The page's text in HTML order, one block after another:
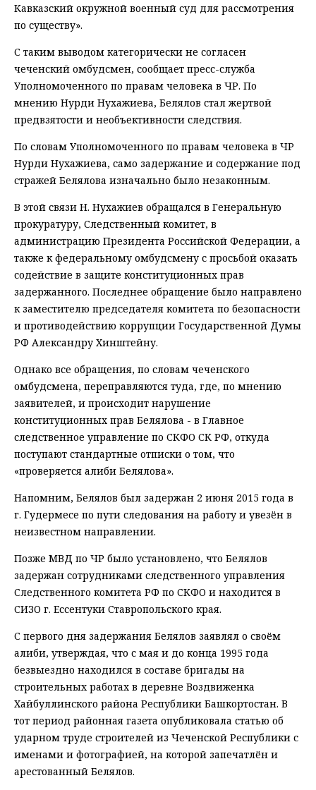
Кавказский окружной военный суд для рассмотрения
по существу».
С таким выводом категорически не согласен
чеченский омбудсмен, сообщает пресс-служба
Уполномоченного по правам человека в ЧР. По
мнению Нурди Нухажиева, Белялов стал жертвой
предвзятости и необъективности следствия.
По словам Уполномоченного по правам человека в ЧР
Нурди Нухажиева, само задержание и содержание под
стражей Белялова изначально было незаконным.
В этой связи Н. Нухажиев обращался в Генеральную
прокуратуру, Следственный комитет, в
администрацию Президента Российской Федерации, а
также к федеральному омбудсмену с просьбой оказать
содействие в защите конституционных прав
задержанного. Последнее обращение было направлено
к заместителю председателя комитета по безопасности
и противодействию коррупции Государственной Думы
РФ Александру Хинштейну.
Однако все обращения, по словам чеченского
омбудсмена, переправляются туда, где, по мнению
заявителей, и происходит нарушение
конституционных прав Белялова - в Главное
следственное управление по СКФО СК РФ, откуда
поступают стандартные отписки о том, что
«проверяется алиби Белялова».
Напомним, Белялов был задержан 2 июня 2015 года в
г. Гудермесе по пути следования на работу и увезён в
неизвестном направлении.
Позже МВД по ЧР было установлено, что Белялов
задержан сотрудниками следственного управления
Следственного комитета РФ по СКФО и находится в
СИЗО г. Ессентуки Ставропольского края.
С первого дня задержания Белялов заявлял о своём
алиби, утверждая, что с мая и до конца 1995 года
безвыездно находился в составе бригады на
строительных работах в деревне Воздвиженка
Хайбуллинского района Республики Башкортостан. В
тот период районная газета опубликовала статью об
ударном труде строителей из Чеченской Республики с
именами и фотографией, на которой запечатлён и
арестованный Белялов.